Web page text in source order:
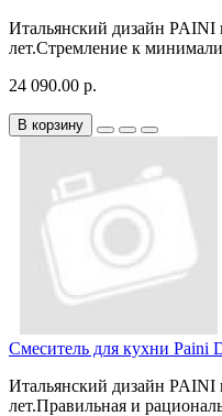
Итальянский дизайн PAINI
лет.Стремление к
24 090.00 р.
В корзину
Смеситель для кухни Paini
Итальянский дизайн PAINI
лет.Правильная и